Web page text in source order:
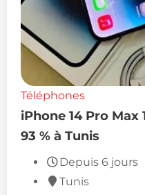
Téléphones
iPhone 14 Pro Max
93 % à Tunis
Depuis 6 jours
Tunis